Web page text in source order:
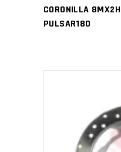
CORONILLA 8MX2H
PULSAR180